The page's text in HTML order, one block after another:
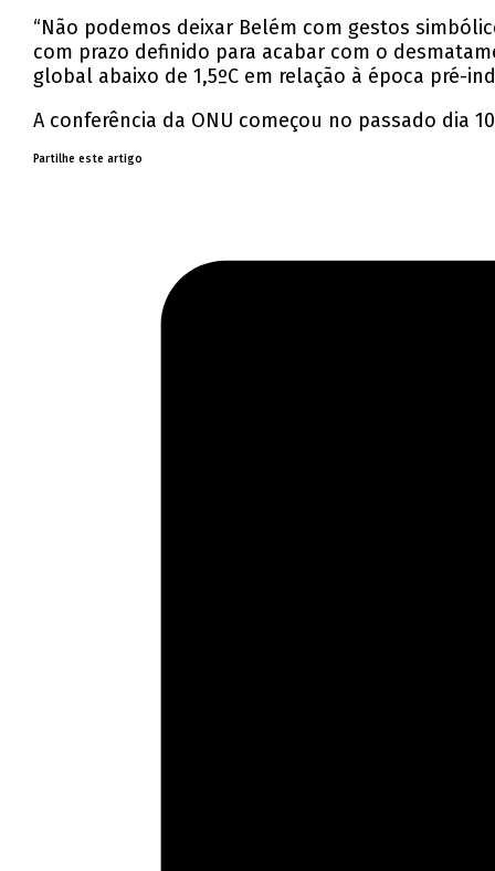
“Não podemos deixar Belém com gestos
com prazo definido para acabar com o
global abaixo de 1,5ºC em relação à época pré-
A conferência da ONU começou no passado dia
Partilhe este artigo